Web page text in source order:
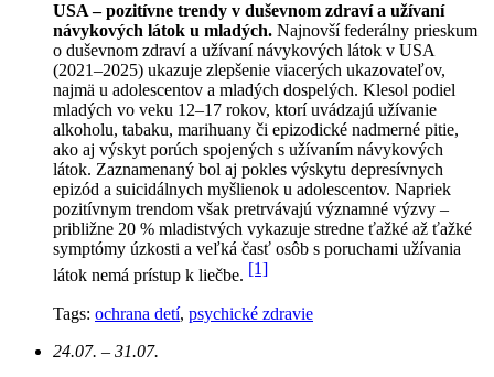
USA – pozitívne trendy v duševnom zdraví a užívaní
návykových látok u mladých. Najnovší federálny prieskum
o duševnom zdraví a užívaní návykových látok v USA
(2021–2025) ukazuje zlepšenie viacerých ukazovateľov,
najmä u adolescentov a mladých dospelých. Klesol podiel
mladých vo veku 12–17 rokov, ktorí uvádzajú užívanie
alkoholu, tabaku, marihuany či epizodické nadmerné pitie,
ako aj výskyt porúch spojených s užívaním návykových
látok. Zaznamenaný bol aj pokles výskytu depresívnych
epizód a suicidálnych myšlienok u adolescentov. Napriek
pozitívnym trendom však pretrvávajú významné výzvy –
približne 20 % mladistvých vykazuje stredne ťažké až ťažké
symptómy úzkosti a veľká časť osôb s poruchami užívania
látok nemá prístup k liečbe. [1]
Tags: ochrana detí, psychické zdravie
24.07. – 31.07.